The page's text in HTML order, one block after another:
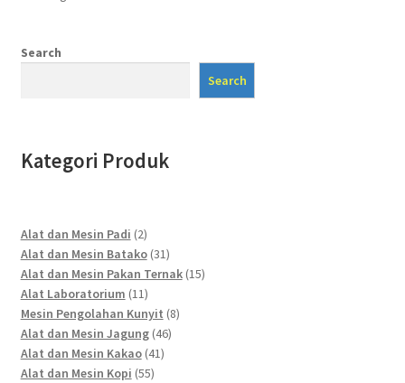
Search
Search
Kategori Produk
Alat dan Mesin Padi 22
products
Alat dan Mesin Batako 3131
products
Alat dan Mesin Pakan Ternak 1515
Alat Laboratorium 1111
products
Mesin Pengolahan Kunyit 88
Alat dan Mesin Jagung 4646
Alat dan Mesin Kakao 4141
Alat dan Mesin Kopi 5555